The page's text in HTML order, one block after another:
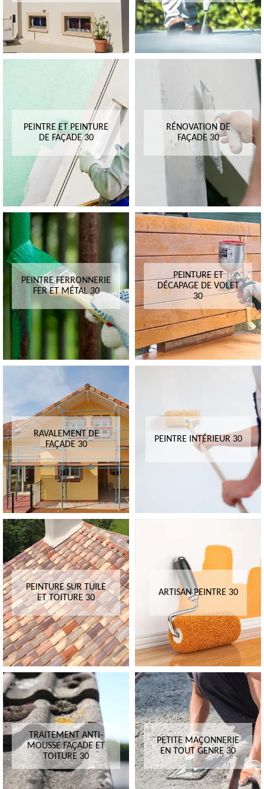
PEINTRE ET PEINTURE
DE FAÇADE 30
RÉNOVATION DE
FAÇADE 30
PEINTRE FERRONNERIE
FER ET MÉTAL 30
PEINTURE ET
DÉCAPAGE DE VOLET
30
RAVALEMENT DE
FAÇADE 30
PEINTRE INTÉRIEUR 30
PEINTURE SUR TUILE
ET TOITURE 30
ARTISAN PEINTRE 30
TRAITEMENT ANTI-
MOUSSE FAÇADE ET
TOITURE 30
PETITE MAÇONNERIE
EN TOUT GENRE 30